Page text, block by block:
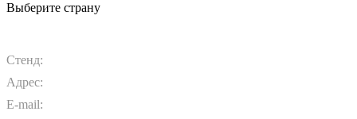
Выберите страну
Стенд:
Адрес:
E-mail: